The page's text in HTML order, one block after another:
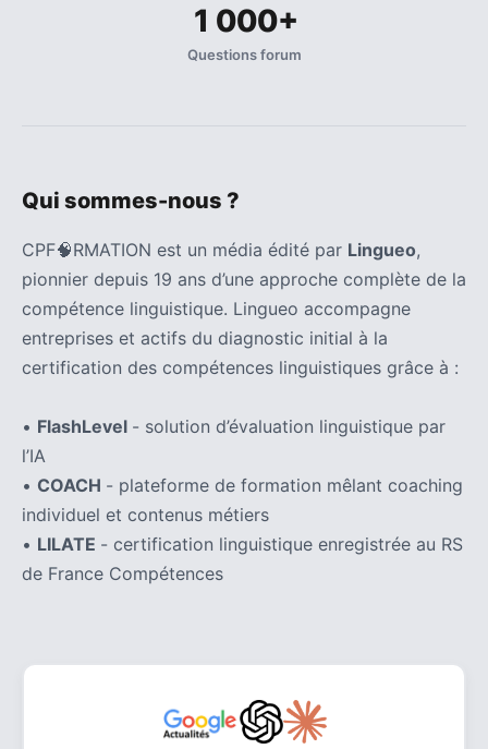
1 000+
Questions forum
Qui sommes-nous ?
CPF🧠RMATION est un média édité par Lingueo,
pionnier depuis 19 ans d’une approche complète de la
compétence linguistique. Lingueo accompagne
entreprises et actifs du diagnostic initial à la
certification des compétences linguistiques grâce à :
• FlashLevel - solution d’évaluation linguistique par
l’IA
• COACH - plateforme de formation mêlant coaching
individuel et contenus métiers
• LILATE - certification linguistique enregistrée au RS
de France Compétences